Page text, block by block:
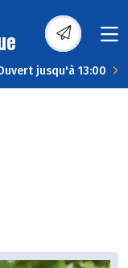
jusqu'à 13:00